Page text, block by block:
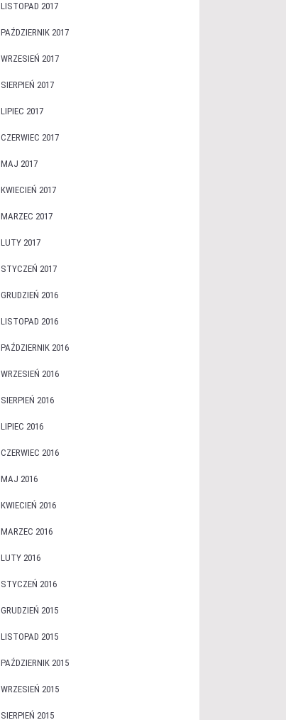
LISTOPAD 2017
PAŹDZIERNIK 2017
WRZESIEŃ 2017
SIERPIEŃ 2017
LIPIEC 2017
CZERWIEC 2017
MAJ 2017
KWIECIEŃ 2017
MARZEC 2017
LUTY 2017
STYCZEŃ 2017
GRUDZIEŃ 2016
LISTOPAD 2016
PAŹDZIERNIK 2016
WRZESIEŃ 2016
SIERPIEŃ 2016
LIPIEC 2016
CZERWIEC 2016
MAJ 2016
KWIECIEŃ 2016
MARZEC 2016
LUTY 2016
STYCZEŃ 2016
GRUDZIEŃ 2015
LISTOPAD 2015
PAŹDZIERNIK 2015
WRZESIEŃ 2015
SIERPIEŃ 2015